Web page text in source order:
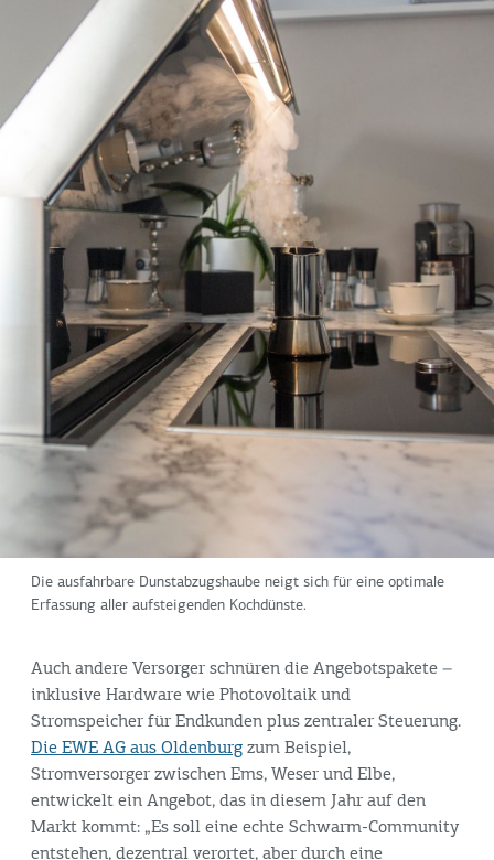
Die ausfahrbare Dunstabzugshaube neigt sich für eine optimale
Erfassung aller aufsteigenden Kochdünste.
Auch andere Versorger schnüren die Angebotspakete –
inklusive Hardware wie Photovoltaik und
Stromspeicher für Endkunden plus zentraler Steuerung.
Die EWE AG aus Oldenburg zum Beispiel,
Stromversorger zwischen Ems, Weser und Elbe,
entwickelt ein Angebot, das in diesem Jahr auf den
Markt kommt: „Es soll eine echte Schwarm-Community
entstehen, dezentral verortet, aber durch eine